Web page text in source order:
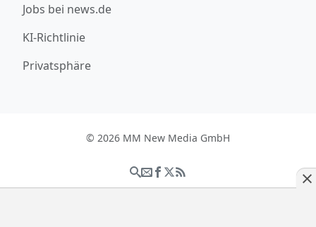
Jobs bei news.de
KI-Richtlinie
Privatsphäre
© 2026 MM New Media GmbH